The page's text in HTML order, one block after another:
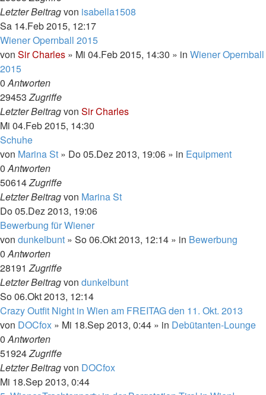
Letzter Beitragvon isabella1508
Sa 14.Feb 2015, 12:17
Wiener Opernball 2015
von Sir Charles » Mi 04.Feb 2015, 14:30 » in Wiener Opernball
2015
0Antworten
29453Zugriffe
Letzter Beitragvon Sir Charles
Mi 04.Feb 2015, 14:30
Schuhe
von Marina St » Do 05.Dez 2013, 19:06 » in Equipment
0Antworten
50614Zugriffe
Letzter Beitragvon Marina St
Do 05.Dez 2013, 19:06
Bewerbung für Wiener
von dunkelbunt » So 06.Okt 2013, 12:14 » in Bewerbung
0Antworten
28191Zugriffe
Letzter Beitragvon dunkelbunt
So 06.Okt 2013, 12:14
Crazy Outfit Night in Wien am FREITAG den 11. Okt. 2013
von DOCfox » Mi 18.Sep 2013, 0:44 » in Debütanten-Lounge
0Antworten
51924Zugriffe
Letzter Beitragvon DOCfox
Mi 18.Sep 2013, 0:44